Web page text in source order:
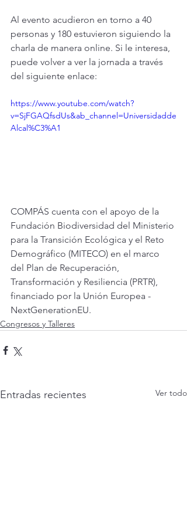
Al evento acudieron en torno a 40
personas y 180 estuvieron siguiendo la
charla de manera online. Si le interesa,
puede volver a ver la jornada a través
del siguiente enlace:
https://www.youtube.com/watch?
v=SjFGAQfsdUs&ab_channel=Universidadde
Alcal%C3%A1
COMPÁS cuenta con el apoyo de la
Fundación Biodiversidad del Ministerio
para la Transición Ecológica y el Reto
Demográfico (MITECO) en el marco
del Plan de Recuperación,
Transformación y Resiliencia (PRTR),
financiado por la Unión Europea -
NextGenerationEU.
Congresos y Talleres
Entradas recientes Ver todo